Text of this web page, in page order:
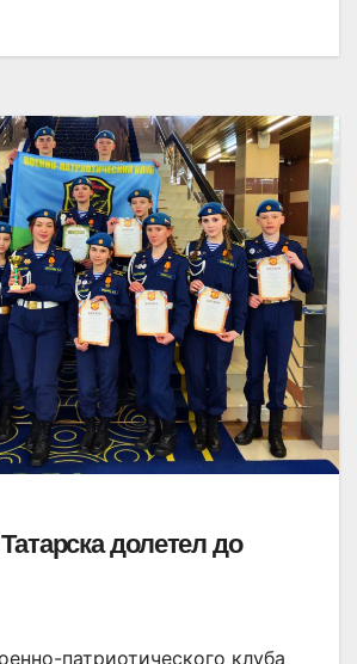
долетел до
патриотического клуба